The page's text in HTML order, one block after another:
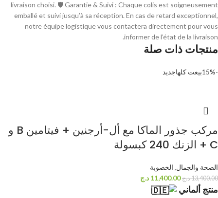
livraison choisi. 🛡 Garantie & Suivi : Chaque colis est soigneusement
emballé et suivi jusqu’à sa réception. En cas de retard exceptionnel,
notre équipe logistique vous contactera directement pour vous
informer de l’état de la livraison.
منتجات ذات صلة
-15% بيعت كلهاجديد
مركب جذور الماكا مع أل-أرجنين + فيتامين B و
C + الزنك 240 كبسولة
الصحة والجمال, الخصوبة
13,400.00د.ج 11,400.00 د.ج
منتج ألماني